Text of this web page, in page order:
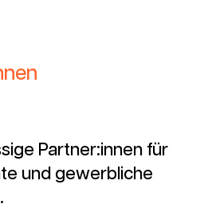
Partner:innen für
und gewerbliche